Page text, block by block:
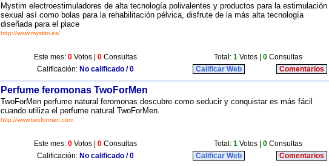
Mystim electroestimuladores de alta tecnología polivalentes y productos para la estimulación
sexual así como bolas para la rehabilitación pélvica, disfrute de la más alta tecnología
diseñada para el place
http://www.mystim.es/
Este mes: 0 Votos | 0 Consultas Total: 1 Votos | 0 Consultas
Calificación: No calificado / 0 Calificar Web Comentarios
Perfume feromonas TwoForMen
TwoForMen perfume natural feromonas descubre como seducir y conquistar es más fácil
cuando utiliza el perfume natural TwoForMen.
http://www.twoformen.com
Este mes: 0 Votos | 0 Consultas Total: 1 Votos | 0 Consultas
Calificación: No calificado / 0 Calificar Web Comentarios